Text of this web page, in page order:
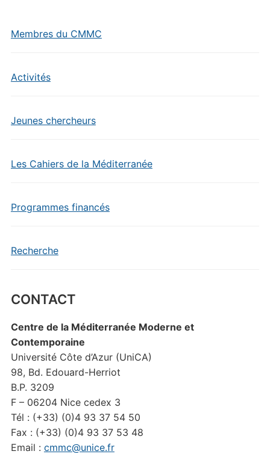
Membres du CMMC
Activités
Jeunes chercheurs
Les Cahiers de la Méditerranée
Programmes financés
Recherche
CONTACT
Centre de la Méditerranée Moderne et
Contemporaine
Université Côte d’Azur (UniCA)
98, Bd. Edouard-Herriot
B.P. 3209
F – 06204 Nice cedex 3
Tél : (+33) (0)4 93 37 54 50
Fax : (+33) (0)4 93 37 53 48
Email : cmmc@unice.fr